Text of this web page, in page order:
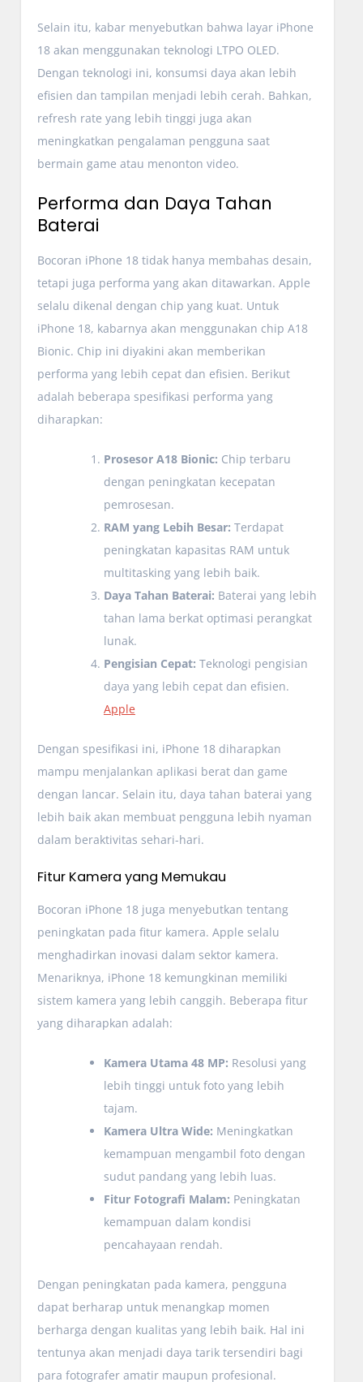
Selain itu, kabar menyebutkan bahwa layar iPhone
18 akan menggunakan teknologi LTPO OLED.
Dengan teknologi ini, konsumsi daya akan lebih
efisien dan tampilan menjadi lebih cerah. Bahkan,
refresh rate yang lebih tinggi juga akan
meningkatkan pengalaman pengguna saat
bermain game atau menonton video.
Performa dan Daya Tahan
Baterai
Bocoran iPhone 18 tidak hanya membahas desain,
tetapi juga performa yang akan ditawarkan. Apple
selalu dikenal dengan chip yang kuat. Untuk
iPhone 18, kabarnya akan menggunakan chip A18
Bionic. Chip ini diyakini akan memberikan
performa yang lebih cepat dan efisien. Berikut
adalah beberapa spesifikasi performa yang
diharapkan:
Prosesor A18 Bionic: Chip terbaru
dengan peningkatan kecepatan
pemrosesan.
RAM yang Lebih Besar: Terdapat
peningkatan kapasitas RAM untuk
multitasking yang lebih baik.
Daya Tahan Baterai: Baterai yang lebih
tahan lama berkat optimasi perangkat
lunak.
Pengisian Cepat: Teknologi pengisian
daya yang lebih cepat dan efisien.
Apple
Dengan spesifikasi ini, iPhone 18 diharapkan
mampu menjalankan aplikasi berat dan game
dengan lancar. Selain itu, daya tahan baterai yang
lebih baik akan membuat pengguna lebih nyaman
dalam beraktivitas sehari-hari.
Fitur Kamera yang Memukau
Bocoran iPhone 18 juga menyebutkan tentang
peningkatan pada fitur kamera. Apple selalu
menghadirkan inovasi dalam sektor kamera.
Menariknya, iPhone 18 kemungkinan memiliki
sistem kamera yang lebih canggih. Beberapa fitur
yang diharapkan adalah:
Kamera Utama 48 MP: Resolusi yang
lebih tinggi untuk foto yang lebih
tajam.
Kamera Ultra Wide: Meningkatkan
kemampuan mengambil foto dengan
sudut pandang yang lebih luas.
Fitur Fotografi Malam: Peningkatan
kemampuan dalam kondisi
pencahayaan rendah.
Dengan peningkatan pada kamera, pengguna
dapat berharap untuk menangkap momen
berharga dengan kualitas yang lebih baik. Hal ini
tentunya akan menjadi daya tarik tersendiri bagi
para fotografer amatir maupun profesional.